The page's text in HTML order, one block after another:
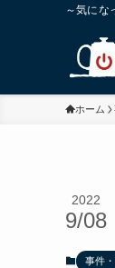
～気にな
ホーム
2022
9/08
事件